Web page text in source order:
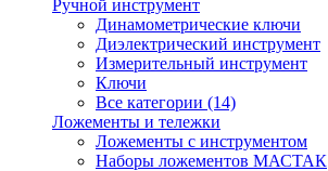
Ручной инструмент
Динамометрические ключи
Диэлектрический инструмент
Измерительный инструмент
Ключи
Все категории (14)
Ложементы и тележки
Ложементы с инструментом
Наборы ложементов МАСТАК